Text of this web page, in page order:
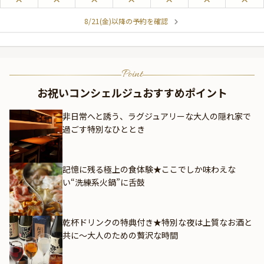
プを煮立て羊肉のくさみを消して食べる四川の火鍋と、新鮮な魚
介類を煮ながら食べる広東の火鍋。それぞれの特色を活かし、素
火鍋に仕上げてご提供いたします。ここでしか味わえない、極上
8/21(金)以降の予約を確認
Point
お祝いコンシェルジュおすすめポイント
非日常へと誘う、ラグジュアリーな大人の隠れ家で
過ごす特別なひととき
記憶に残る極上の食体験★ここでしか味わえな
い“洗練系火鍋”に舌鼓
乾杯ドリンクの特典付き★特別な夜は上質なお酒と
共に〜大人のための贅沢な時間